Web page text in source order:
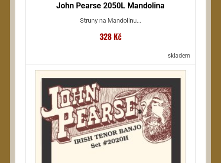
John Pearse 2050L Mandolina
Struny na Mandolínu...
328 Kč
skladem